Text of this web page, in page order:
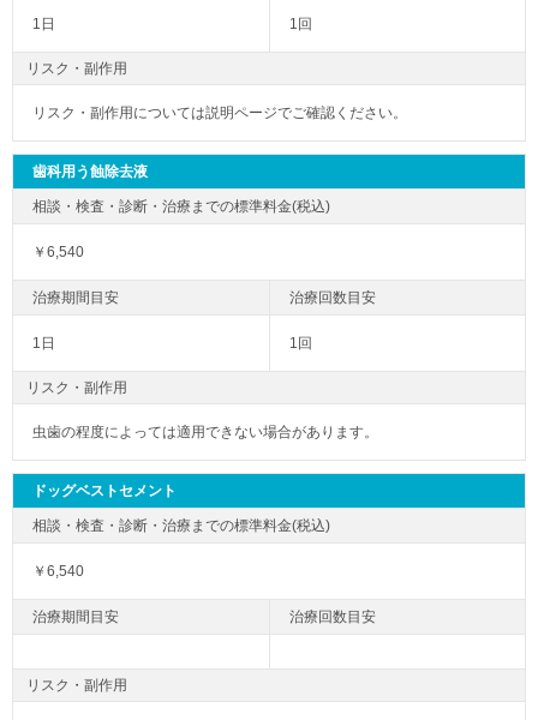
1日 1回
リスク・副作用
リスク・副作用については説明ページでご確認ください。
歯科用う蝕除去液
￥6,540
1日 1回
リスク・副作用
虫歯の程度によっては適用できない場合があります。
ドッグベストセメント
￥6,540
リスク・副作用